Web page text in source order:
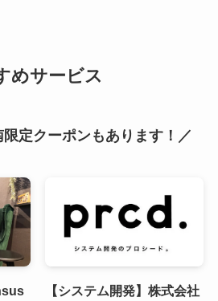
めサービス
定クーポンもあります！／
【システム開発】株式会社